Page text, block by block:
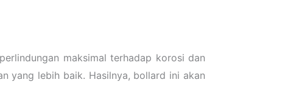
maksimal terhadap korosi dan
yang lebih baik. Hasilnya, bollard ini akan